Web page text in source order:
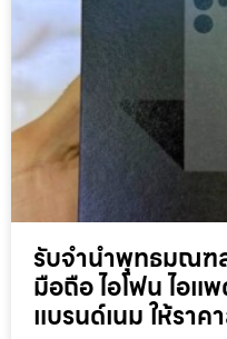
รับจำนำพุทธมณฑ
มือถือ ไอโฟน ไอแ
แบรนด์เนม ให้ราค